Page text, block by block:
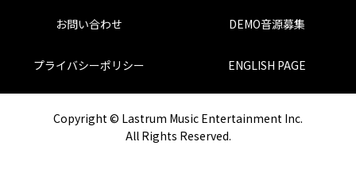
お問い合わせ DEMO音源募集
プライバシーポリシー ENGLISH PAGE
Copyright © Lastrum Music Entertainment Inc.
All Rights Reserved.